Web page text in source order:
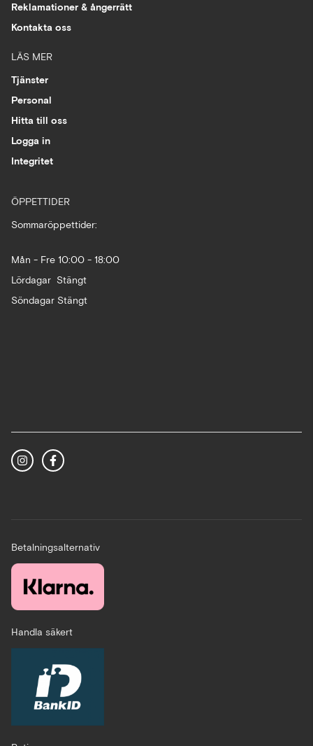
Reklamationer & ångerrätt
Kontakta oss
LÄS MER
Tjänster
Personal
Hitta till oss
Logga in
Integritet
ÖPPETTIDER
Sommaröppettider:
Mån - Fre 10:00 - 18:00
Lördagar Stängt
Söndagar Stängt
Betalningsalternativ
Handla säkert